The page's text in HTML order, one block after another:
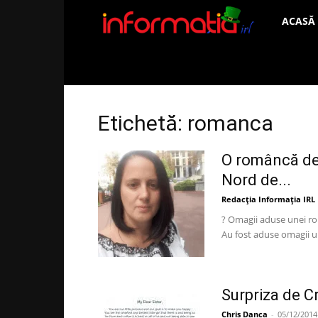
Informația
ACASĂ
Etichetă: romanca
O româncă
Nord de...
Redacția Informația IRL
? Omagii aduse unei
Au fost aduse omagii
Surpriza de
Chris Danca - 05/12/2014